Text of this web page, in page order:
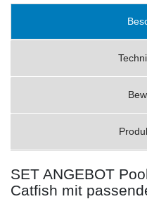
SET ANGEBOT
Catfish mit